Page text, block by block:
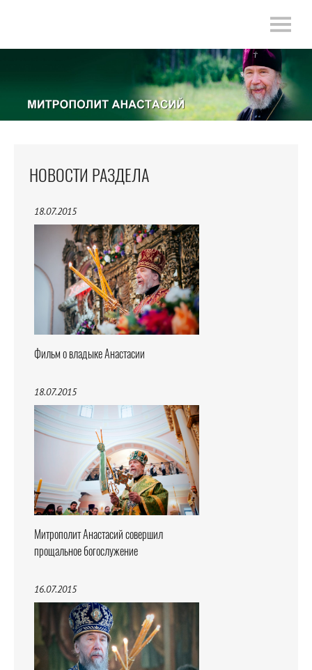
НОВОСТИ РАЗДЕЛА
18.07.2015
Фильм о владыке Анастасии
18.07.2015
Митрополит Анастасий совершил
прощальное богослужение
16.07.2015